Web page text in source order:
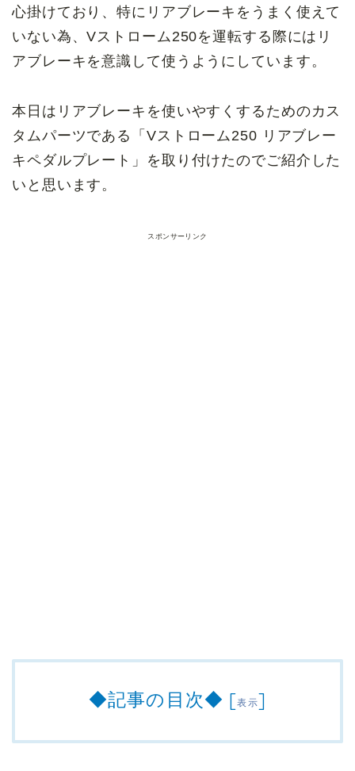
心掛けており、特にリアブレーキをうまく使えて
いない為、Vストローム250を運転する際にはリ
アブレーキを意識して使うようにしています。
本日はリアブレーキを使いやすくするためのカス
タムパーツである「Vストローム250 リアブレー
キペダルプレート」を取り付けたのでご紹介した
いと思います。
スポンサーリンク
◆記事の目次◆ [表示]